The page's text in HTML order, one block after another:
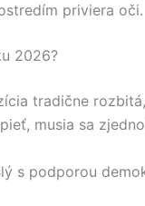
priviera oči.
2026?
tradične
musia sa
s podporou